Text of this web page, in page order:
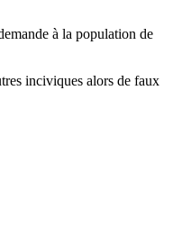
à la population de
inciviques alors de faux